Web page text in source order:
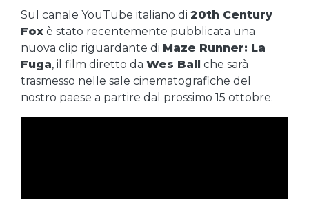
Sul canale YouTube italiano di 20th Century
Fox è stato recentemente pubblicata una
nuova clip riguardante di Maze Runner: La
Fuga, il film diretto da Wes Ball che sarà
trasmesso nelle sale cinematografiche del
nostro paese a partire dal prossimo 15 ottobre.